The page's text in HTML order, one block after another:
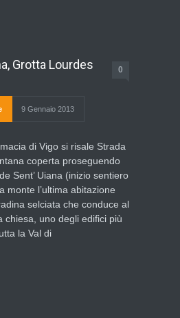
Grotta Lourdes 0
9 Gennaio 2013
di Vigo si risale Strada
coperta proseguendo
Sent’ Uiana (inizio sentiero
monte l’ultima abitazione
selciata che conduce al
chiesa, uno degli edifici più
la Val di